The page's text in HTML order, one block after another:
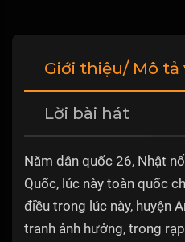
Giới thiệu/ Mô tả
Lời bài hát
Năm dân quốc 26, Nhật
Quốc, lúc này toàn quốc
điều trong lúc này, huyện
tranh ảnh hưởng, trong